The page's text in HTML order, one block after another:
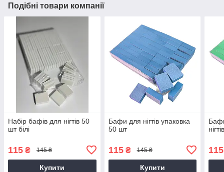
Подібні товари компанії
Набір бафів для нігтів 50
шт білі
115 ₴ 145 ₴
Купити
Бафи для нігтів упаковка
50 шт
115₴ 145 ₴
Купити
115